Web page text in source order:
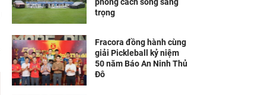
trọng
Fracora đồng hành cùng
giải Pickleball kỷ niệm
50 năm Báo An Ninh Thủ
Đô